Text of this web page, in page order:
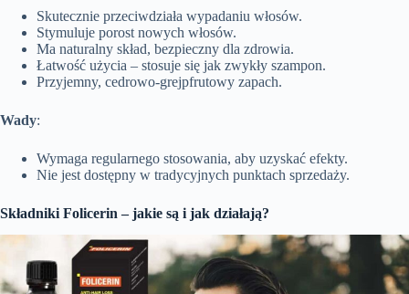
Skutecznie przeciwdziała wypadaniu włosów.
Stymuluje porost nowych włosów.
Ma naturalny skład, bezpieczny dla zdrowia.
Łatwość użycia – stosuje się jak zwykły szampon.
Przyjemny, cedrowo-grejpfrutowy zapach.
Wady:
Wymaga regularnego stosowania, aby uzyskać efekty.
Nie jest dostępny w tradycyjnych punktach sprzedaży.
Składniki Folicerin – jakie są i jak działają?